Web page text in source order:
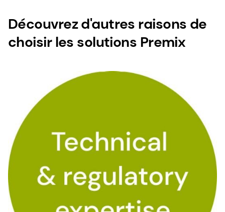
Découvrez d'autres raisons de
choisir les solutions Premix